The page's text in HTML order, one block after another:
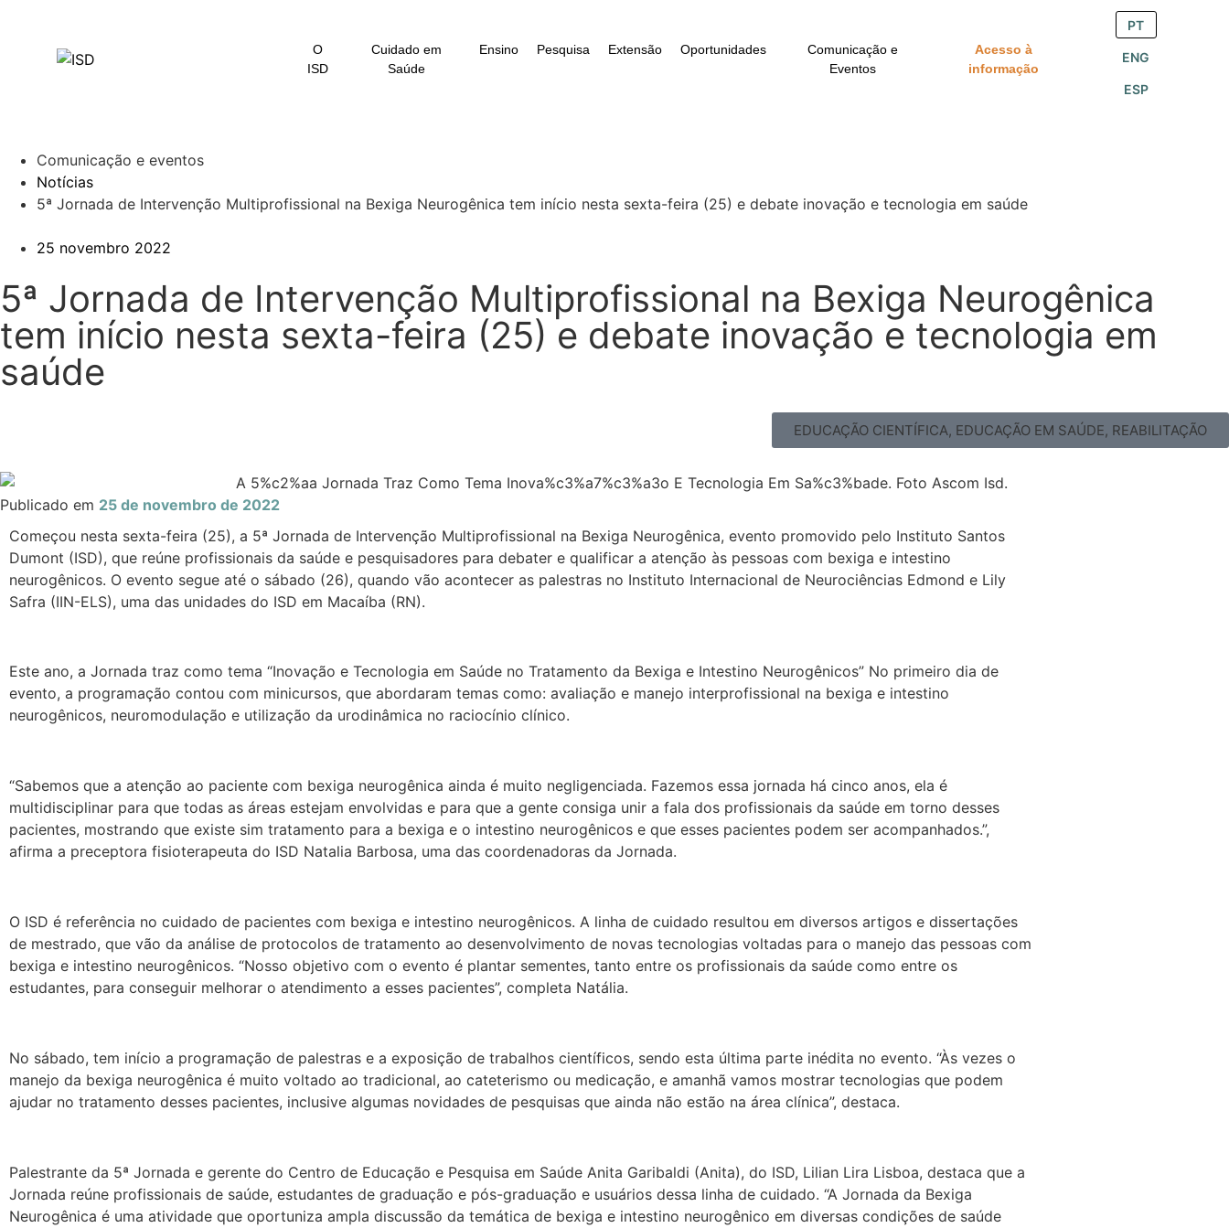
O
ISD
Cuidado em
Saúde
Ensino Pesquisa Extensão Oportunidades
Comunicação e
Eventos
Acesso à
informação
PT
ENG
ESP
Comunicação e eventos
Notícias
5ª Jornada de Intervenção Multiprofissional na Bexiga Neurogênica tem início nesta sexta-feira (25) e debate inovação e tecnologia em saúde
25 novembro 2022
5ª Jornada de Intervenção Multiprofissional na Bexiga Neurogênica
tem início nesta sexta-feira (25) e debate inovação e tecnologia em
saúde
EDUCAÇÃO CIENTÍFICA, EDUCAÇÃO EM SAÚDE, REABILITAÇÃO
Publicado em 25 de novembro de 2022
Começou nesta sexta-feira (25), a 5ª Jornada de Intervenção Multiprofissional na Bexiga Neurogênica, evento promovido pelo Instituto Santos
Dumont (ISD), que reúne profissionais da saúde e pesquisadores para debater e qualificar a atenção às pessoas com bexiga e intestino
neurogênicos. O evento segue até o sábado (26), quando vão acontecer as palestras no Instituto Internacional de Neurociências Edmond e Lily
Safra (IIN-ELS), uma das unidades do ISD em Macaíba (RN).
Este ano, a Jornada traz como tema “Inovação e Tecnologia em Saúde no Tratamento da Bexiga e Intestino Neurogênicos” No primeiro dia de
evento, a programação contou com minicursos, que abordaram temas como: avaliação e manejo interprofissional na bexiga e intestino
neurogênicos, neuromodulação e utilização da urodinâmica no raciocínio clínico.
“Sabemos que a atenção ao paciente com bexiga neurogênica ainda é muito negligenciada. Fazemos essa jornada há cinco anos, ela é
multidisciplinar para que todas as áreas estejam envolvidas e para que a gente consiga unir a fala dos profissionais da saúde em torno desses
pacientes, mostrando que existe sim tratamento para a bexiga e o intestino neurogênicos e que esses pacientes podem ser acompanhados.”,
afirma a preceptora fisioterapeuta do ISD Natalia Barbosa, uma das coordenadoras da Jornada.
O ISD é referência no cuidado de pacientes com bexiga e intestino neurogênicos. A linha de cuidado resultou em diversos artigos e dissertações
de mestrado, que vão da análise de protocolos de tratamento ao desenvolvimento de novas tecnologias voltadas para o manejo das pessoas com
bexiga e intestino neurogênicos. “Nosso objetivo com o evento é plantar sementes, tanto entre os profissionais da saúde como entre os
estudantes, para conseguir melhorar o atendimento a esses pacientes”, completa Natália.
No sábado, tem início a programação de palestras e a exposição de trabalhos científicos, sendo esta última parte inédita no evento. “Às vezes o
manejo da bexiga neurogênica é muito voltado ao tradicional, ao cateterismo ou medicação, e amanhã vamos mostrar tecnologias que podem
ajudar no tratamento desses pacientes, inclusive algumas novidades de pesquisas que ainda não estão na área clínica”, destaca.
Palestrante da 5ª Jornada e gerente do Centro de Educação e Pesquisa em Saúde Anita Garibaldi (Anita), do ISD, Lilian Lira Lisboa, destaca que a
Jornada reúne profissionais de saúde, estudantes de graduação e pós-graduação e usuários dessa linha de cuidado. “A Jornada da Bexiga
Neurogênica é uma atividade que oportuniza ampla discussão da temática de bexiga e intestino neurogênico em diversas condições de saúde